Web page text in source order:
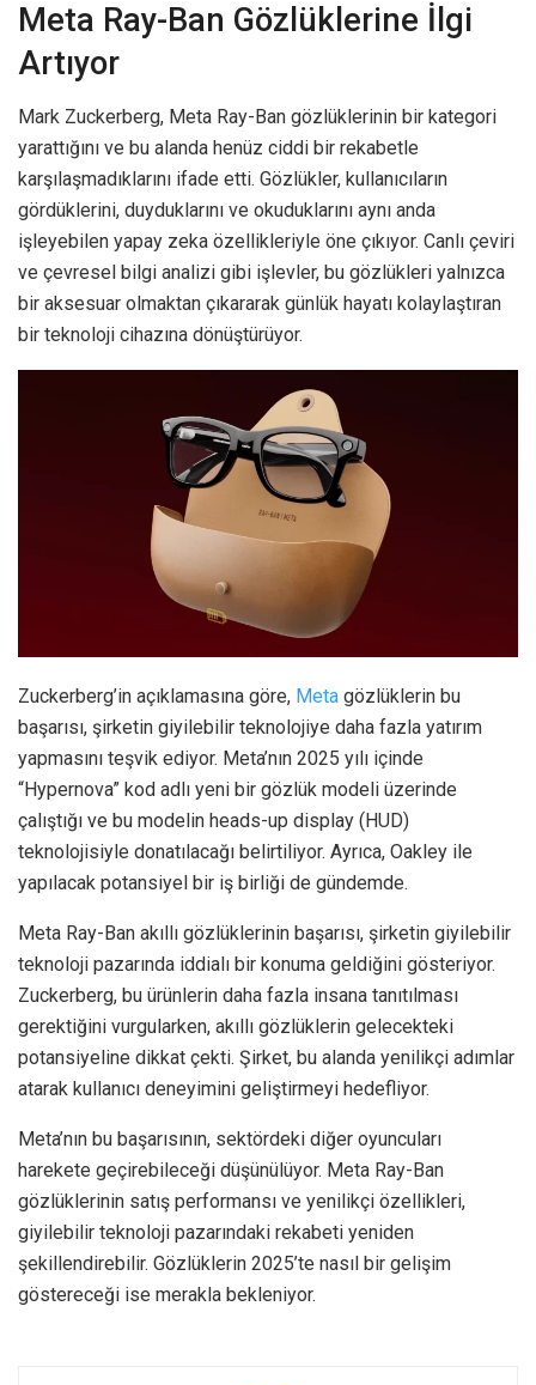
Meta Ray-Ban Gözlüklerine İlgi
Artıyor
Mark Zuckerberg, Meta Ray-Ban gözlüklerinin bir kategori
yarattığını ve bu alanda henüz ciddi bir rekabetle
karşılaşmadıklarını ifade etti. Gözlükler, kullanıcıların
gördüklerini, duyduklarını ve okuduklarını aynı anda
işleyebilen yapay zeka özellikleriyle öne çıkıyor. Canlı çeviri
ve çevresel bilgi analizi gibi işlevler, bu gözlükleri yalnızca
bir aksesuar olmaktan çıkararak günlük hayatı kolaylaştıran
bir teknoloji cihazına dönüştürüyor.
Zuckerberg’in açıklamasına göre, Meta gözlüklerin bu
başarısı, şirketin giyilebilir teknolojiye daha fazla yatırım
yapmasını teşvik ediyor. Meta’nın 2025 yılı içinde
“Hypernova” kod adlı yeni bir gözlük modeli üzerinde
çalıştığı ve bu modelin heads-up display (HUD)
teknolojisiyle donatılacağı belirtiliyor. Ayrıca, Oakley ile
yapılacak potansiyel bir iş birliği de gündemde.
Meta Ray-Ban akıllı gözlüklerinin başarısı, şirketin giyilebilir
teknoloji pazarında iddialı bir konuma geldiğini gösteriyor.
Zuckerberg, bu ürünlerin daha fazla insana tanıtılması
gerektiğini vurgularken, akıllı gözlüklerin gelecekteki
potansiyeline dikkat çekti. Şirket, bu alanda yenilikçi adımlar
atarak kullanıcı deneyimini geliştirmeyi hedefliyor.
Meta’nın bu başarısının, sektördeki diğer oyuncuları
harekete geçirebileceği düşünülüyor. Meta Ray-Ban
gözlüklerinin satış performansı ve yenilikçi özellikleri,
giyilebilir teknoloji pazarındaki rekabeti yeniden
şekillendirebilir. Gözlüklerin 2025’te nasıl bir gelişim
göstereceği ise merakla bekleniyor.